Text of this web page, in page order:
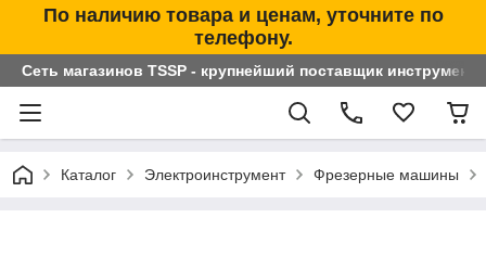
По наличию товара и ценам, уточните по
телефону.
Сеть магазинов TSSP - крупнейший поставщик
Каталог Электроинструмент Фрезерные машины